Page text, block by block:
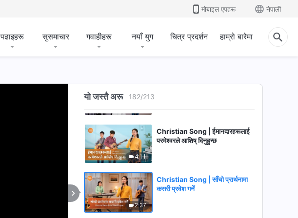
मोबाइल एपहरू नेपाली
पढाइहरू सुसमाचार गवाहीहरू नयाँ युग चित्र प्रदर्शन हाम्रो बारेमा
यो जस्तै अरू 182/213
Christian Song | परमेश्‍वरको राज्य
पृथ्वीमा देखा परेको छ
4:35
Christian Praise Song | केवल
4:11
Christian Song | ईमानदारहरूलाई
परमेश्‍वरले आशिष्‌ दिनुहुन्छ
2:37
Christian Song | साँचो प्रार्थनामा
कसरी प्रवेश गर्ने